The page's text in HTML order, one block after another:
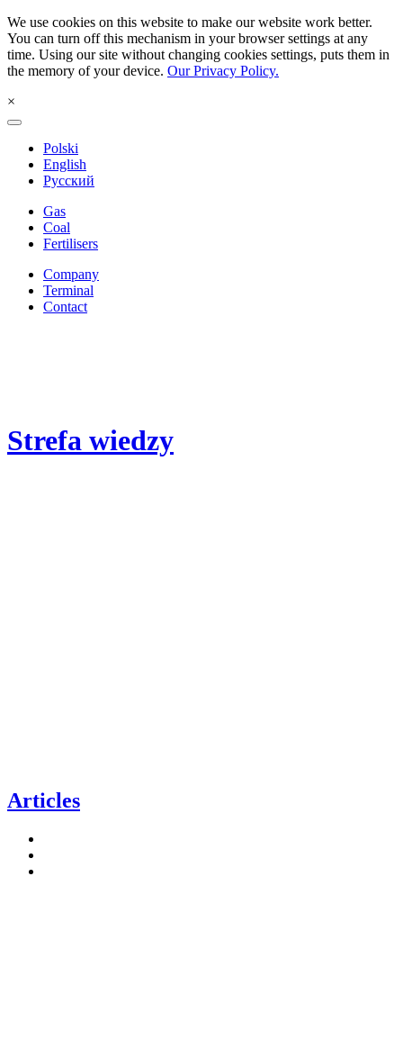
We use cookies on this website to make our website work better.
You can turn off this mechanism in your browser settings at any
time. Using our site without changing cookies settings, puts them in
the memory of your device. Our Privacy Policy.
×
Polski
English
Русский
Gas
Coal
Fertilisers
Company
Terminal
Contact
Strefa wiedzy
Articles